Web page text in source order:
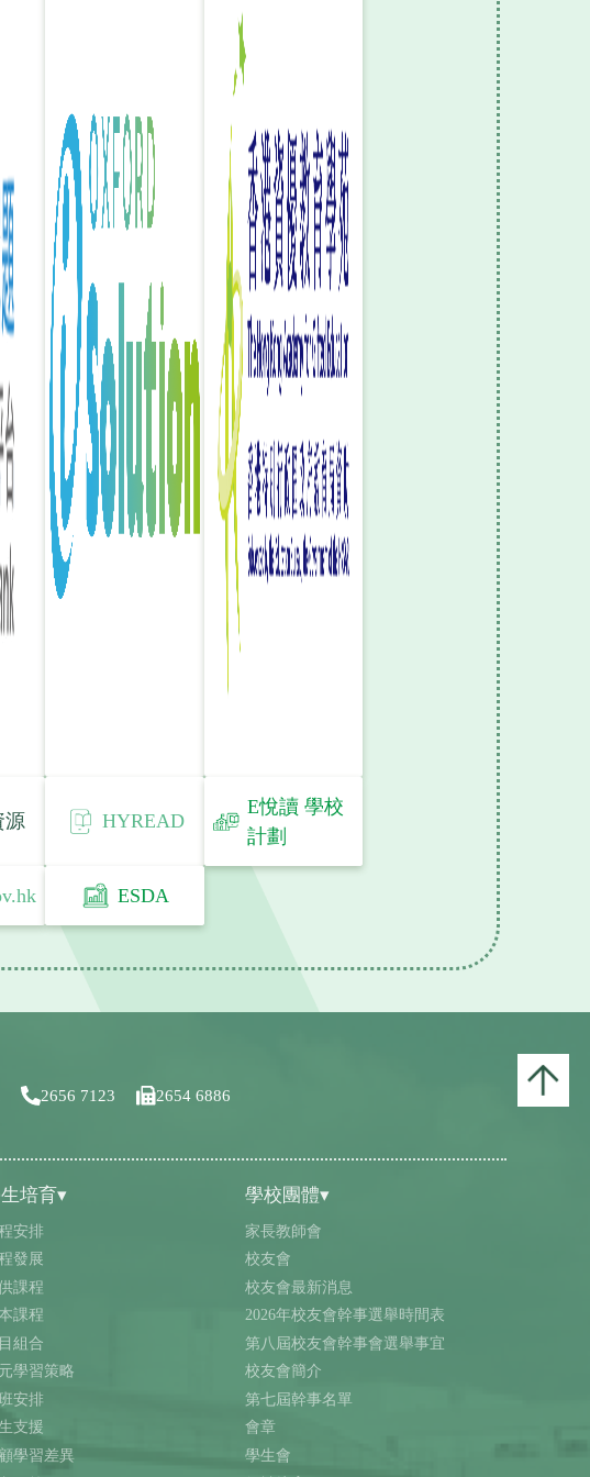
源 HYREAD
E悅讀 學校
計劃
ESDA
2656 7123 2654 6886
培育▾
安排
發展
課程
課程
組合
學習策略
安排
支援
學習差異
學校團體▾
家長教師會
校友會
校友會最新消息
2026年校友會幹事選舉時間表
第八屆校友會幹事會選舉事宜
校友會簡介
第七屆幹事名單
會章
學生會